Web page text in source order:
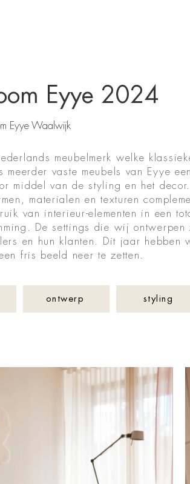
Eyye 2024
Eyye Waalwijk
meubelmerk welke
meerder vaste meubels van Eyye
middel van de styling en het
materialen en texturen
van interieur-elementen in een
De settings die wij
en hun klanten. Dit jaar hebben
fris beeld neer te zetten.
ontwerp styling